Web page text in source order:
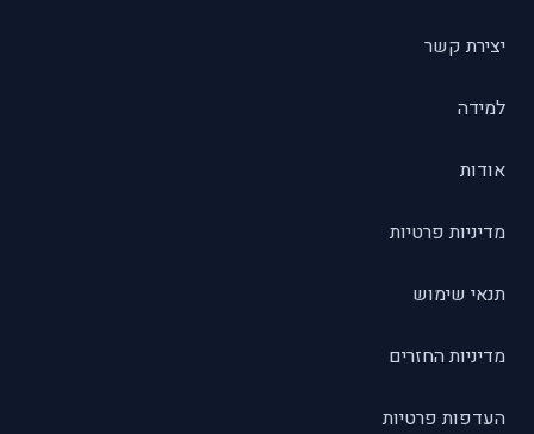
יצירת קשר
למידה
אודות
מדיניות פרטיות
תנאי שימוש
מדיניות החזרים
העדפות פרטיות